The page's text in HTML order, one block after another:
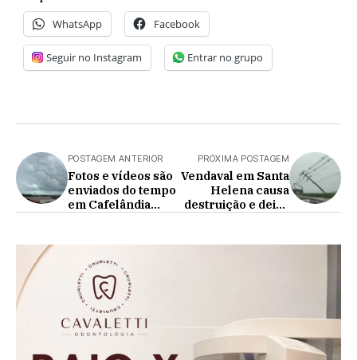
WhatsApp Facebook
Seguir no Instagram Entrar no grupo
POSTAGEM ANTERIOR
Fotos e vídeos são
enviados do tempo
em Cafelândia
PRÓXIMA POSTAGEM
Vendaval em Santa
Helena causa
destruição e deixa
elétrica